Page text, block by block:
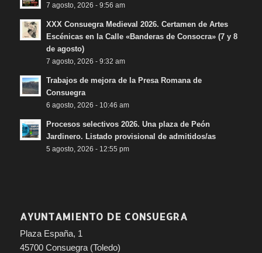
7 agosto, 2026 - 9:56 am
XXX Consuegra Medieval 2026. Certamen de Artes
Escénicas en la Calle «Banderas de Consocra» (7 y 8
de agosto)
7 agosto, 2026 - 9:32 am
Trabajos de mejora de la Presa Romana de
Consuegra
6 agosto, 2026 - 10:46 am
Procesos selectivos 2026. Una plaza de Peón
Jardinero. Listado provisional de admitidos/as
5 agosto, 2026 - 12:55 pm
AYUNTAMIENTO DE CONSUEGRA
Plaza España, 1
45700 Consuegra (Toledo)